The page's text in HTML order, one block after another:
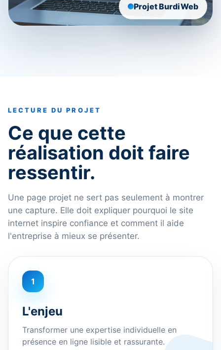
Projet BurdiWeb
LECTURE DU PROJET
Ce que cette
réalisation doit faire
ressentir.
Une page projet ne sert pas seulement à montrer
une capture. Elle doit expliquer pourquoi le site
internet inspire confiance et comment il aide
l'entreprise à mieux se présenter.
1
L'enjeu
Transformer une expertise individuelle en
présence en ligne lisible et rassurante.